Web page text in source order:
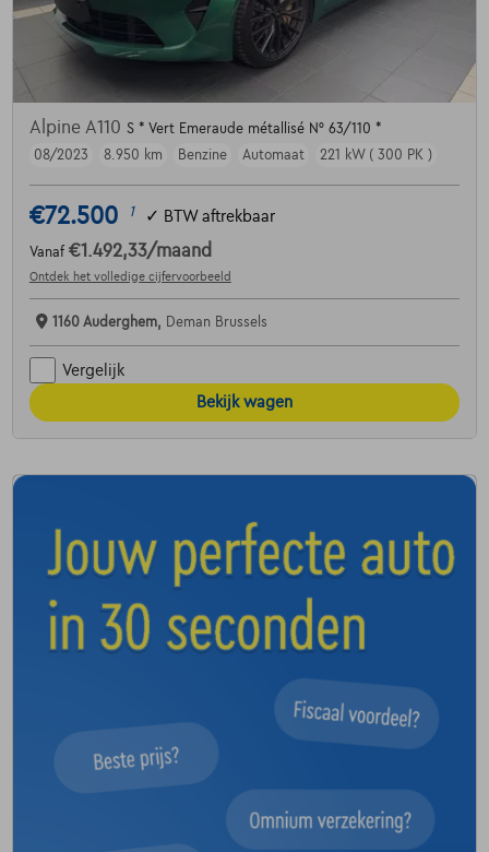
Alpine A110 S * Vert Emeraude métallisé N° 63/110 *
08/2023
8.950 km Benzine Automaat 221 kW ( 300 PK )
€72.500 1 ✓ BTW aftrekbaar
Vanaf €1.492,33/maand
Ontdek het volledige cijfervoorbeeld
1160 Auderghem, Deman Brussels
Vergelijk
Bekijk wagen